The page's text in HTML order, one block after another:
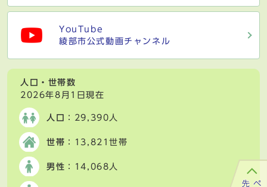
YouTube
綾部市公式動画チャンネル
人口・世帯数
2026年8月1日現在
人口 ：29,390人
世帯 ：13,821世帯
男性 ：14,068人